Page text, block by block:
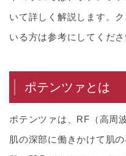
いて詳しく解説します。
いる方は参考にしてくださ
ポテンツァとは
ポテンツァは、RF（高周
肌の深部に働きかけて肌